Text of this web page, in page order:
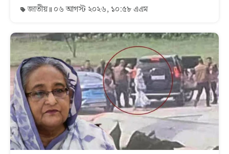
জাতীয় ০৬ আগস্ট ২০২৬, ১০:৫৮ এএম